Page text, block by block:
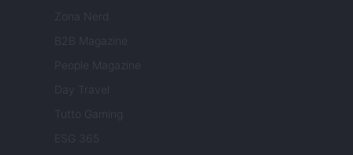
Zona Nerd
B2B Magazine
People Magazine
Day Travel
Tutto Gaming
ESG 365